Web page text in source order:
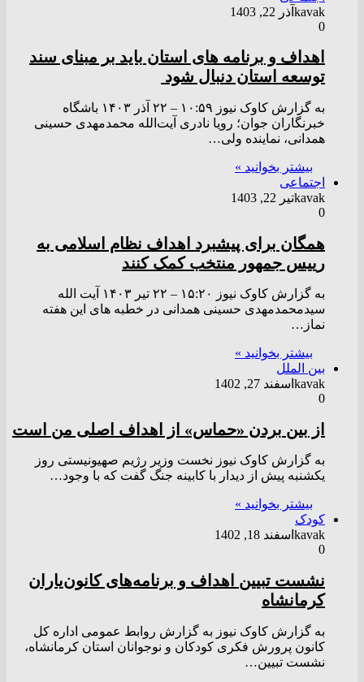
kavak آذر 22, 1403
0
اهداف و برنامه های استان باید بر مبنای سند
توسعه استان دنبال شود
به گزارش کاوک نیوز ۱۰:۵۹ – ۲۲ آذر ۱۴۰۳ باشگاه
خبرنگاران جوان؛ رویا نادری آیت‌الله محمدمهدی حسینی
همدانی، نماینده ولی…
بیشتر بخوانید »
اجتماعی
kavakتیر 22, 1403
0
همگان برای پیشبرد اهداف نظام اسلامی به
رییس جمهور منتخب کمک کنند
به گزارش کاوک نیوز ۱۵:۲۰ – ۲۲ تير ۱۴۰۳ آیت الله
سیدمحمدمهدی حسینی همدانی در خطبه های این هفته
نماز…
بیشتر بخوانید »
بین الملل
kavak اسفند 27, 1402
0
از بین بردن «حماس» از اهداف اصلی من است
به گزارش کاوک نیوز نخست وزیر رژیم صهیونیستی روز
یکشنبه پیش از دیدار با کابینه جنگ گفت که با وجود…
بیشتر بخوانید »
کودک
kavak اسفند 18, 1402
0
نشست تبیین اهداف و برنامه‌های کانون‌یاران
کرمانشاه
به گزارش کاوک نیوز به گزارش روابط عمومی اداره کل
کانون پرورش فکری کودکان و نوجوانان استان کرمانشاه،
نشست تبیین…